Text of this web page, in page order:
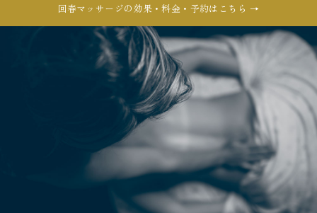
回春マッサージの効果・料金・予約はこちら →